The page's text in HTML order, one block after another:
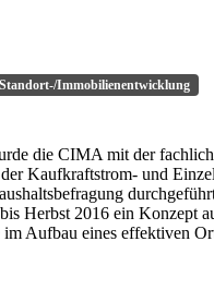
Standort-/Immobilienentwicklung
die CIMA mit der
Kaufkraftstrom- und
Herbst 2016 ein Konzept
Aufbau eines effektiven